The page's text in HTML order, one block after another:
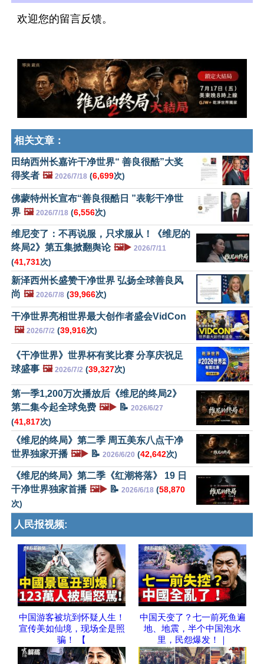
欢迎您的留言反馈。
相关文章：
田纳西州长嘉许干净世界“ 善良很酷”大奖
得奖者 🖼️ 2026/7/18 (6,699次)
佛蒙特州长宣布“善良很酷日 ”表彰干净世
界 🖼️ 2026/7/18 (6,556次)
维尼变了：不再说服，只求服从！《维尼的
终局2》第五集掀翻舆论 🖼️▶️ 2026/7/11
(41,731次)
新泽西州长盛赞干净世界 弘扬全球善良风
尚 🖼️ 2026/7/8 (39,966次)
干净世界亮相世界最大创作者盛会VidCon
🖼️ 2026/7/2 (39,916次)
《干净世界》世界杯有奖比赛 分享庆祝足
球盛事 🖼️ 2026/7/2 (39,327次)
第一季1,200万次播放后《维尼的终局2》
第二集今起全球免费 🖼️▶️ 📝 2026/6/27
(41,817次)
《维尼的终局》第二季 周五美东八点干净
世界独家开播 🖼️▶️ 📝 2026/6/20 (42,642次)
《维尼的终局》第二季《红潮将落》 19 日
干净世界独家首播 🖼️▶️ 📝 2026/6/18 (58,870
次)
人民报视频:
中国游客被坑到怀疑人生！
宣传美如仙境，现场全是照
骗！ 【
中国天变了？七一前死鱼遍
地、地震，半个中国泡水
里，民怨爆发！｜